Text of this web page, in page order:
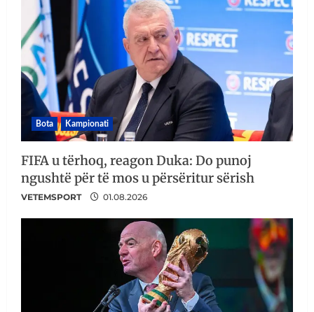
Bota Kampionati
FIFA u tërhoq, reagon Duka: Do punoj
ngushtë për të mos u përsëritur sërish
VETEMSPORT 01.08.2026